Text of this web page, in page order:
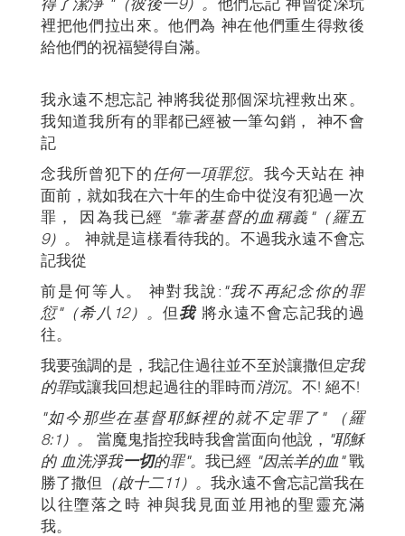
裡把他們拉出來。他們為 神在他們重生得救後
給他們的祝福變得自滿。
我永遠不想忘記 神將我從那個深坑裡救出來。
我知道我所有的罪都已經被一筆勾銷， 神不會
記
念我所曾犯下的任何一項罪愆。我今天站在 神
面前，就如我在六十年的生命中從沒有犯過一次
罪， 因為我已經 "靠著基督的血稱義"（羅五
9）。 神就是這樣看待我的。不過我永遠不會忘
記我從
前是何等人。 神對我說: "我不再紀念你的罪
愆"（希八12）。但我將永遠不會忘記我的過
往。
我要強調的是，我記住過往並不至於讓撒但 定我
的罪或讓我回想起過往的罪時而消沉。不! 絕不!
"如今那些在基督耶穌裡的就不定罪了"
（羅
8:1）。
當魔鬼指控我時我會當面向他說， "耶穌
的 血洗淨我一切的罪"。我已經 "因羔羊的血"戰
勝了撒但 （啟十二11）。 我永遠不會忘記當我在
以往墮落之時 神與我見面並用祂的聖靈充滿
我。